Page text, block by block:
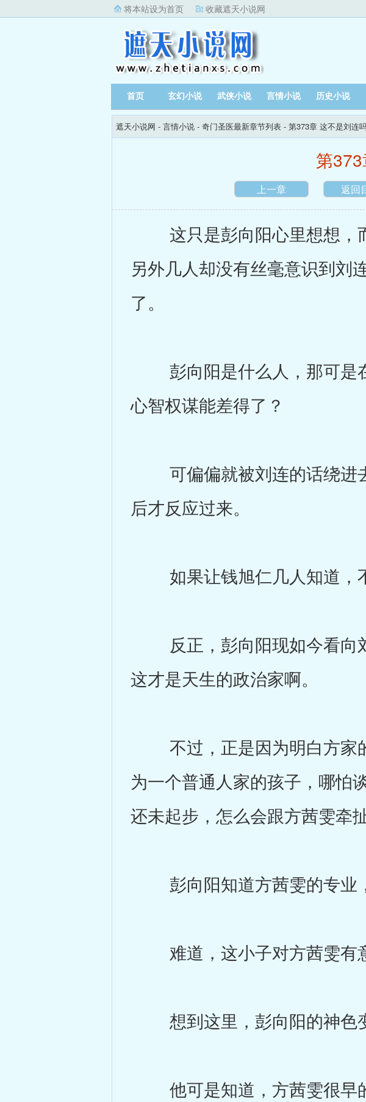
将本站设为首页 收藏遮天小说网
首页 玄幻小说 武侠小说 言情小说 历史小说
遮天小说网 - 言情小说 - 奇门圣医最新章节列表 - 第373章 这不是刘连
第
上一章 返回
这只是彭向阳心里想想，
另外几人却没有丝毫意识到刘
了。
彭向阳是什么人，那可是在
心智权谋能差得了？
可偏偏就被刘连的话绕进
后才反应过来。
如果让钱旭仁几人知道，不
反正，彭向阳现如今看向
这才是天生的政治家啊。
不过，正是因为明白方家
为一个普通人家的孩子，哪怕
还未起步，怎么会跟方茜雯牵
彭向阳知道方茜雯的专业，
难道，这小子对方茜雯有
想到这里，彭向阳的神色变
他可是知道，方茜雯很早